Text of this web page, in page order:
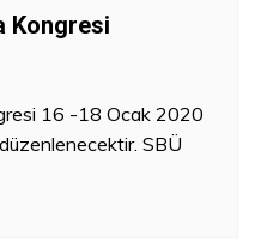
Kongresi
16 -18 Ocak 2020
SBÜ